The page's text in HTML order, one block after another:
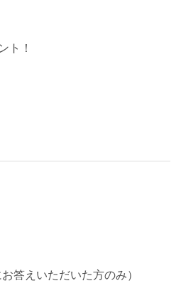
ト！
答えいただいた方のみ）